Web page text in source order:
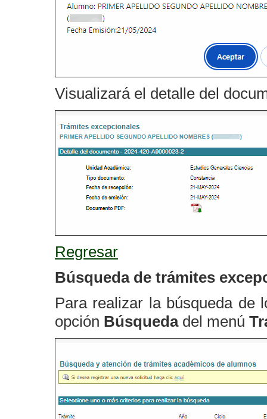
Visualizará el detalle del
Regresar
Búsqueda de trámites
Para realizar la búsqueda de
opción Búsquedadel menú